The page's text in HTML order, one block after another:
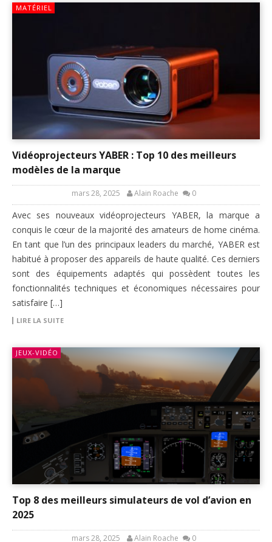
MATÉRIEL
Vidéoprojecteurs YABER : Top 10 des meilleurs
modèles de la marque
mars 28, 2025 Alain Roache 0
Avec ses nouveaux vidéoprojecteurs YABER, la marque a
conquis le cœur de la majorité des amateurs de home cinéma.
En tant que l’un des principaux leaders du marché, YABER est
habitué à proposer des appareils de haute qualité. Ces derniers
sont des équipements adaptés qui possèdent toutes les
fonctionnalités techniques et économiques nécessaires pour
satisfaire […]
LIRE LA SUITE
JEUX-VIDÉO
Top 8 des meilleurs simulateurs de vol d’avion en
2025
mars 28, 2025 Alain Roache 0